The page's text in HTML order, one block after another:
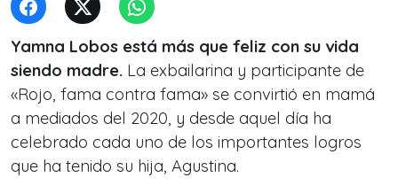
Yamna Lobos está más que feliz con su vida
siendo madre. La exbailarina y participante de
«Rojo, fama contra fama» se convirtió en mamá
a mediados del 2020, y desde aquel día ha
celebrado cada uno de los importantes logros
que ha tenido su hija, Agustina.